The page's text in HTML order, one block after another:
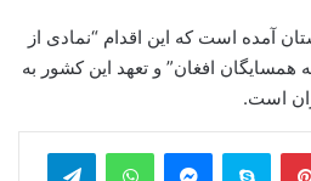
آمده است که این اقدام “نمادی از
افغان” و تعهد این کشور به
است.
Pinterest
Skype
Messenger
WhatsApp